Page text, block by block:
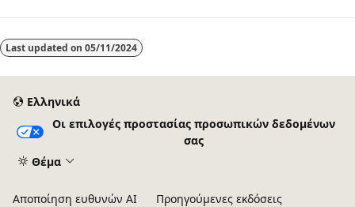
Last updated on 05/11/2024
Ελληνικά
Οι επιλογές προστασίας προσωπικών δεδομένων
σας
Θέμα
Αποποίηση ευθυνών AI Προηγούμενες εκδόσεις